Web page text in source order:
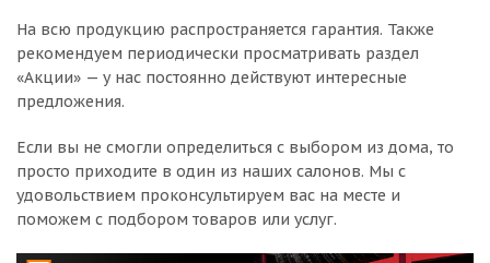
На всю продукцию распространяется гарантия. Также
рекомендуем периодически просматривать раздел
«Акции» — у нас постоянно действуют интересные
предложения.
Если вы не смогли определиться с выбором из дома, то
просто приходите в один из наших салонов. Мы с
удовольствием проконсультируем вас на месте и
поможем с подбором товаров или услуг.